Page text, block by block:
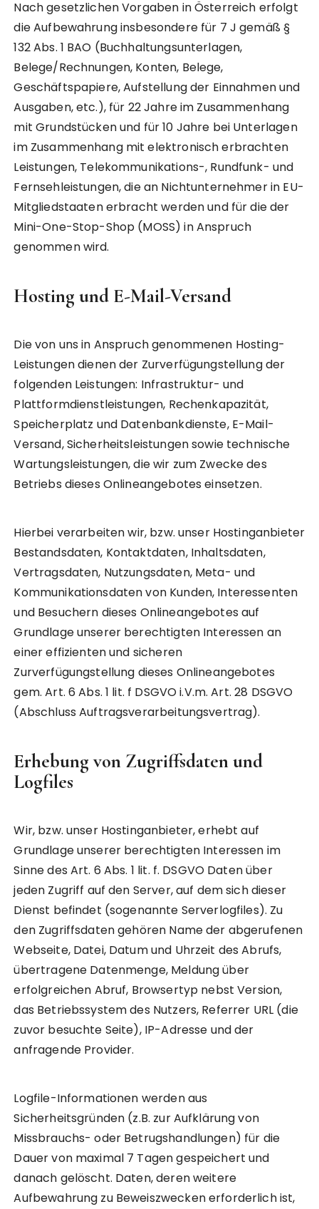
Nach gesetzlichen Vorgaben in Österreich erfolgt
die Aufbewahrung insbesondere für 7 J gemäß §
132 Abs. 1 BAO (Buchhaltungsunterlagen,
Belege/Rechnungen, Konten, Belege,
Geschäftspapiere, Aufstellung der Einnahmen und
Ausgaben, etc.), für 22 Jahre im Zusammenhang
mit Grundstücken und für 10 Jahre bei Unterlagen
im Zusammenhang mit elektronisch erbrachten
Leistungen, Telekommunikations-, Rundfunk- und
Fernsehleistungen, die an Nichtunternehmer in EU-
Mitgliedstaaten erbracht werden und für die der
Mini-One-Stop-Shop (MOSS) in Anspruch
genommen wird.
Hosting und E-Mail-Versand
Die von uns in Anspruch genommenen Hosting-
Leistungen dienen der Zurverfügungstellung der
folgenden Leistungen: Infrastruktur- und
Plattformdienstleistungen, Rechenkapazität,
Speicherplatz und Datenbankdienste, E-Mail-
Versand, Sicherheitsleistungen sowie technische
Wartungsleistungen, die wir zum Zwecke des
Betriebs dieses Onlineangebotes einsetzen.
Hierbei verarbeiten wir, bzw. unser Hostinganbieter
Bestandsdaten, Kontaktdaten, Inhaltsdaten,
Vertragsdaten, Nutzungsdaten, Meta- und
Kommunikationsdaten von Kunden, Interessenten
und Besuchern dieses Onlineangebotes auf
Grundlage unserer berechtigten Interessen an
einer effizienten und sicheren
Zurverfügungstellung dieses Onlineangebotes
gem. Art. 6 Abs. 1 lit. f DSGVO i.V.m. Art. 28 DSGVO
(Abschluss Auftragsverarbeitungsvertrag).
Erhebung von Zugriffsdaten und
Logfiles
Wir, bzw. unser Hostinganbieter, erhebt auf
Grundlage unserer berechtigten Interessen im
Sinne des Art. 6 Abs. 1 lit. f. DSGVO Daten über
jeden Zugriff auf den Server, auf dem sich dieser
Dienst befindet (sogenannte Serverlogfiles). Zu
den Zugriffsdaten gehören Name der abgerufenen
Webseite, Datei, Datum und Uhrzeit des Abrufs,
übertragene Datenmenge, Meldung über
erfolgreichen Abruf, Browsertyp nebst Version,
das Betriebssystem des Nutzers, Referrer URL (die
zuvor besuchte Seite), IP-Adresse und der
anfragende Provider.
Logfile-Informationen werden aus
Sicherheitsgründen (z.B. zur Aufklärung von
Missbrauchs- oder Betrugshandlungen) für die
Dauer von maximal 7 Tagen gespeichert und
danach gelöscht. Daten, deren weitere
Aufbewahrung zu Beweiszwecken erforderlich ist,